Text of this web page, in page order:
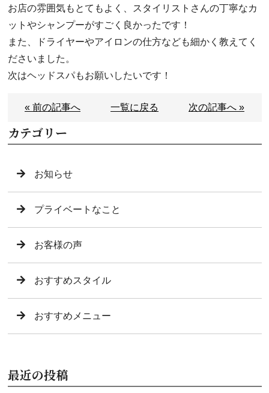
お店の雰囲気もとてもよく、スタイリストさんの丁寧なカ
ットやシャンプーがすごく良かったです！
また、ドライヤーやアイロンの仕方なども細かく教えてく
ださいました。
次はヘッドスパもお願いしたいです！
« 前の記事へ 一覧に戻る 次の記事へ »
カテゴリー
お知らせ
プライベートなこと
お客様の声
おすすめスタイル
おすすめメニュー
最近の投稿